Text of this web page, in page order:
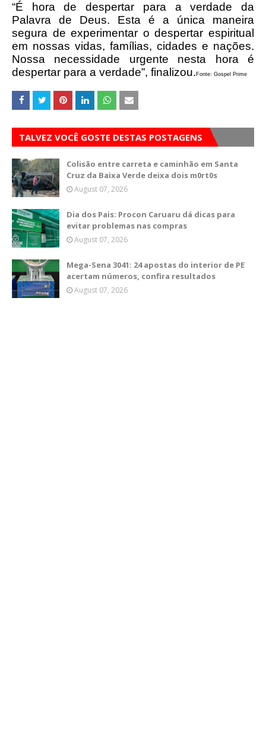
“É hora de despertar para a verdade da
Palavra de Deus. Esta é a única maneira
segura de experimentar o despertar espiritual
em nossas vidas, famílias, cidades e nações.
Nossa necessidade urgente nesta hora é
despertar para a verdade”, finalizou. Fonte: Gospel Prime
TALVEZ VOCÊ GOSTE DESTAS POSTAGENS
Colisão entre carreta e caminhão em Santa
Cruz da Baixa Verde deixa dois m0rt0s
August 07, 2026
Dia dos Pais: Procon Caruaru dá dicas para
evitar problemas nas compras
August 07, 2026
Mega-Sena 3041: 24 apostas do interior de PE
acertam números, confira resultados
August 07, 2026